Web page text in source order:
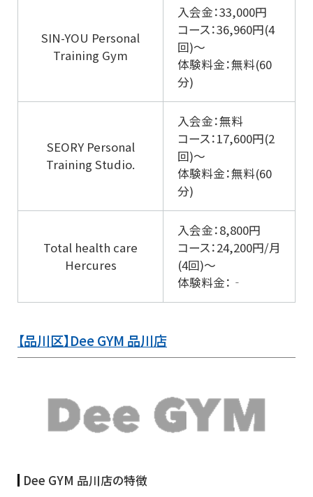
SIN-YOU Personal
Training Gym
入会金：33,000円
コース：36,960円(4
回)～
体験料金：無料(60
分)
SEORY Personal
Training Studio.
入会金：無料
コース：17,600円(2
回)～
体験料金：無料(60
分)
Total health care
Hercures
入会金：8,800円
コース：24,200円/月
(4回)～
体験料金：‐
【品川区】Dee GYM 品川店
Dee GYM 品川店の特徴